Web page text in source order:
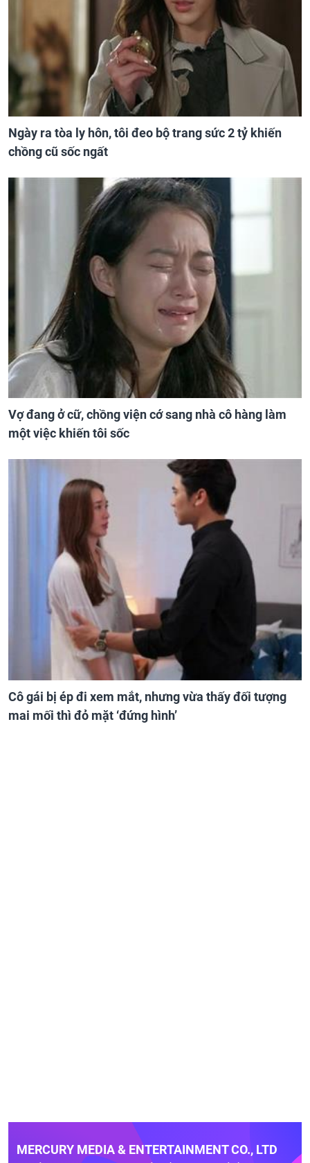
Ngày ra tòa ly hôn, tôi đeo bộ trang sức 2 tỷ khiến
chồng cũ sốc ngất
Vợ đang ở cữ, chồng viện cớ sang nhà cô hàng làm
một việc khiến tôi sốc
Cô gái bị ép đi xem mắt, nhưng vừa thấy đối tượng
mai mối thì đỏ mặt ‘đứng hình’
MERCURY MEDIA & ENTERTAINMENT CO., LTD